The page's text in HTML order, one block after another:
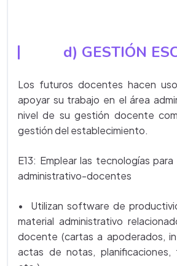
d) GESTIÓN
Los futuros docentes hacen
apoyar su trabajo en el área
nivel de su gestión docente
gestión del establecimiento.
E13: Emplear las tecnologías
administrativo-docentes
• Utilizan software de
material administrativo
docente (cartas a apoderados,
actas de notas, planificaciones,